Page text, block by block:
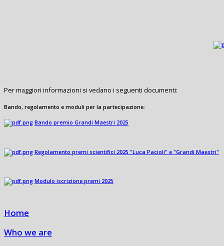
Per maggiori informazioni si vedano i seguenti documenti:
Bando, regolamento e moduli per la partecipazione:
Bando premio Grandi Maestri 2025
Regolamento premi scientifici 2025 "Luca Pacioli" e "Grandi Maestri"
Modulo iscrizione premi 2025
Home
Who we are